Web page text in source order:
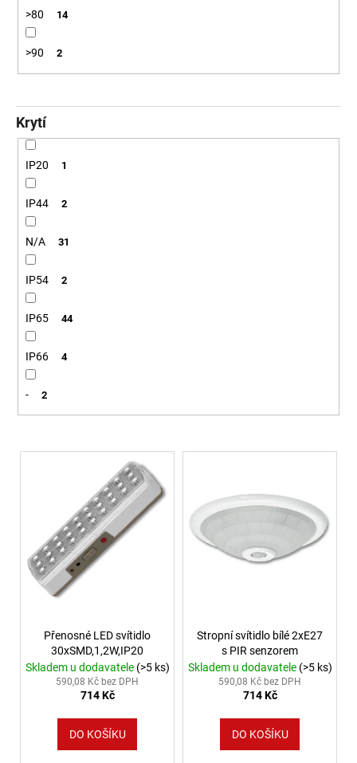
>80 14
>90 2
Krytí
IP20 1
IP44 2
N/A 31
IP54 2
IP65 44
IP66 4
- 2
Výpis produktů
Přenosné LED svítidlo
30xSMD,1,2W,IP20
Skladem u dodavatele (>5 ks)
590,08 Kč bez DPH
714 Kč
DO KOŠÍKU
Stropní svítidlo bílé 2xE27
s PIR senzorem
Skladem u dodavatele (>5 ks)
590,08 Kč bez DPH
714 Kč
DO KOŠÍKU
LED2
LIGHTING